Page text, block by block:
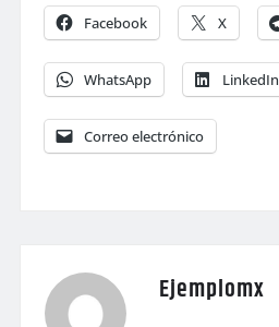
Facebook X
WhatsApp LinkedIn
Correo electrónico
Ejemplomx